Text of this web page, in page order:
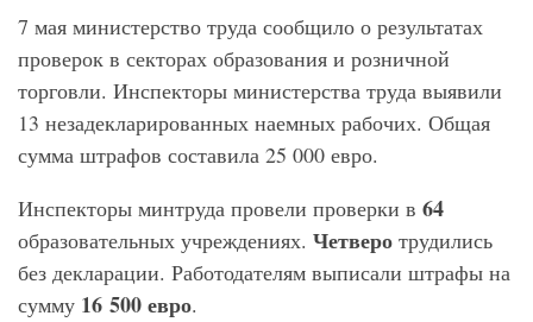
7 мая министерство труда сообщило о результатах
проверок в секторах образования и розничной
торговли. Инспекторы министерства труда выявили
13 незадекларированных наемных рабочих. Общая
сумма штрафов составила 25 000 евро.
Инспекторы минтруда провели проверки в 64
образовательных учреждениях. Четверо трудились
без декларации. Работодателям выписали штрафы на
сумму 16 500 евро.